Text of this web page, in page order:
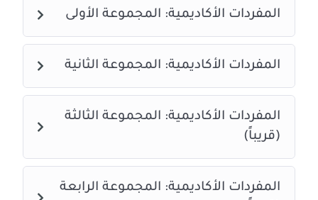
المفردات الأكاديمية: المجموعة الأولى
المفردات الأكاديمية: المجموعة الثانية
المفردات الأكاديمية: المجموعة الثالثة
(قريباً)
المفردات الأكاديمية: المجموعة الرابعة